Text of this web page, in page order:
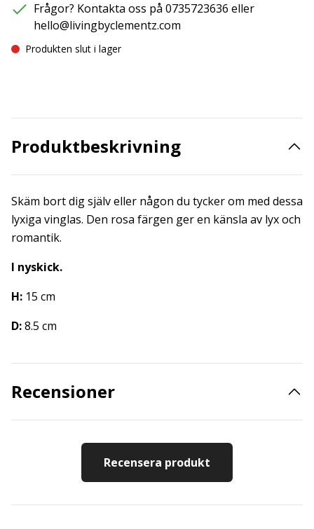
Frågor? Kontakta oss på 0735723636 eller
hello@livingbyclementz.com
Produkten slut i lager
Produktbeskrivning
Skäm bort dig själv eller någon du tycker om med dessa
lyxiga vinglas. Den rosa färgen ger en känsla av lyx och
romantik.
I nyskick.
H: 15 cm
D:8.5 cm
Recensioner
Recensera produkt